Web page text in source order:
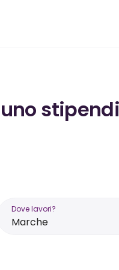
Dove lavori?
Marche